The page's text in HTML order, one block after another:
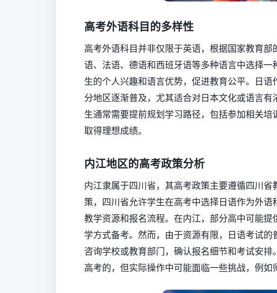
高考外语科目的多样性
高考外语科目并非仅限于英语，根据国家教育
语、法语、德语和西班牙语等多种语言中选择
生的个人兴趣和语言优势，促进教育公平。日
分地区逐渐普及，尤其适合对日本文化或语言
生通常需要提前规划学习路径，包括参加相关
取得理想成绩。
内江地区的高考政策分析
内江隶属于四川省，其高考政策主要遵循四川
策，四川省允许学生在高考中选择日语作为外
教学资源和报名流程。在内江，部分高中可能
学方式备考。然而，由于资源有限，日语考试
咨询学校或教育部门，确认报名细节和考试安
高考的，但实际操作中可能面临一些挑战，例如